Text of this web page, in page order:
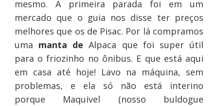
mesmo. A primeira parada foi em um
mercado que o guia nos disse ter preços
melhores que os de Pisac. Por lá compramos
uma manta de Alpaca que foi super útil
para o friozinho no ônibus. E que está aqui
em casa até hoje! Lavo na máquina, sem
problemas, e ela só não está interino
porque Maquivel (nosso buldogue